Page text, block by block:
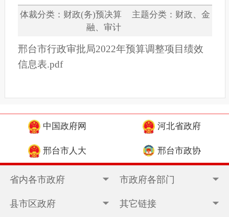
体裁分类：财政(务)预决算 主题分类：财政、金
融、审计
邢台市行政审批局2022年预算调整项目绩效
信息表.pdf
中国政府网 河北省政府
邢台市人大 邢台市政协
省内各市政府 市政府各部门
县市区政府 其它链接